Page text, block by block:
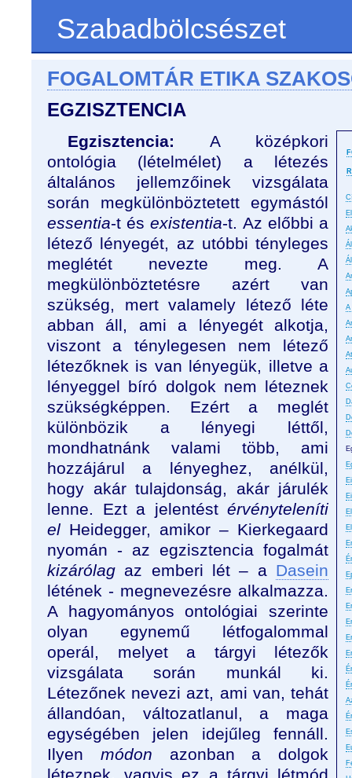
Szabadbölcsészet
FOGALOMTÁR ETIKA
EGZISZTENCIA
A
Egzisztencia: A középkori
ontológia (lételmélet) a létezés
általános jellemzőinek vizsgálata
során megkülönböztetett egymástól
essentia-t ésexistentia-t. Az előbbi a
létező lényegét, az utóbbi tényleges
meglétét nevezte meg. A
megkülönböztetésre azért van
szükség, mert valamely létező léte
abban áll, ami a lényegét alkotja,
viszont a ténylegesen nem létező
létezőknek is van lényegük, illetve a
lényeggel bíró dolgok nem léteznek
szükségképpen. Ezért a meglét
különbözik a lényegi léttől,
mondhatnánk valami több, ami
hozzájárul a lényeghez, anélkül,
hogy akár tulajdonság, akár járulék
lenne. Ezt a jelentést érvényteleníti
el Heidegger, amikor – Kierkegaard
nyomán - az egzisztencia fogalmát
kizárólag az emberi lét – a Dasein
létének - megnevezésre alkalmazza.
A hagyományos ontológiai szerinte
olyan egynemű létfogalommal
operál, melyet a tárgyi létezők
vizsgálata során munkál ki.
Létezőnek nevezi azt, ami van, tehát
állandóan, változatlanul, a maga
egységében jelen idejűleg fennáll.
Ilyen módon azonban a dolgok
léteznek, vagyis ez a tárgyi létmód